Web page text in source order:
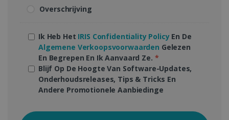
Overschrijving
Ik Heb Het IRIS Confidentiality PolicyEn De
Algemene Verkoopsvoorwaarden Gelezen
En Begrepen En Ik Aanvaard Ze. *
Blijf Op De Hoogte Van Software-Updates,
Onderhoudsreleases, Tips & Tricks En
Andere Promotionele Aanbiedinge